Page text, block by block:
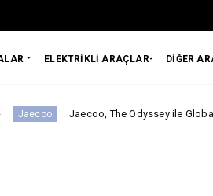
ELEKTRİKLİ ARAÇLAR- DİĞER
The Odyssey ile Global İş Birliğini